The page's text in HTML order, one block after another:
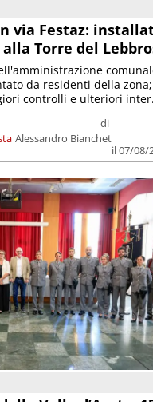
via Festaz:
Torre del
di
Alessandro Bianchet
il 07/08/
da residenti della zona;
controlli e ulteriori